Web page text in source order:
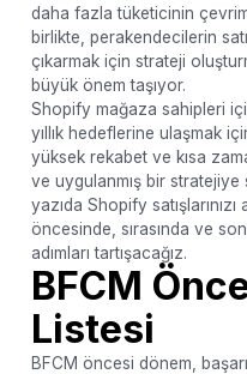
daha fazla tüketicinin
birlikte, perakendecilerin
çıkarmak için strateji
büyük önem taşıyor.
Shopify mağaza sahipleri
yıllık hedeflerine ulaşmak
yüksek rekabet ve kısa
ve uygulanmış bir
yazıda Shopify satışlarınızı
öncesinde, sırasında ve
adımları tartışacağız.
BFCM
Listesi
BFCM öncesi dönem,